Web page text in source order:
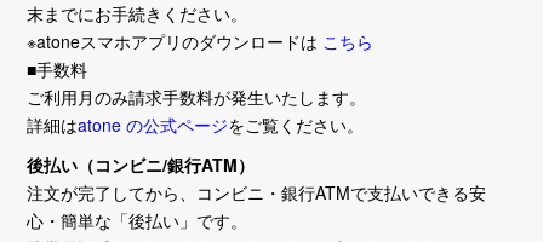
末までにお手続きください。
※atoneスマホアプリのダウンロードは こちら
■手数料
ご利用月のみ請求手数料が発生いたします。
詳細はatone の公式ページをご覧ください。
後払い（コンビニ/銀行ATM）
注文が完了してから、コンビニ・銀行ATMで支払いできる安
心・簡単な「後払い」です。